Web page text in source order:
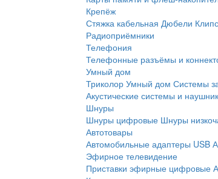
Крепёж
Стяжка кабельная Дюбели
Радиоприёмники
Телефония
Телефонные разъёмы и
Умный дом
Триколор Умный дом Системы
Акустические системы и
Шнуры
Шнуры цифровые Шнуры
Автотовары
Автомобильные адаптеры USB
Эфирное телевидение
Приставки эфирные цифровые